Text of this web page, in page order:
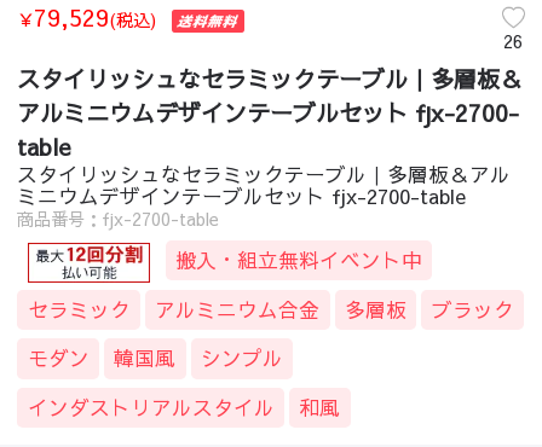
￥79,529(税込)
26
スタイリッシュなセラミックテーブル｜多層板＆
アルミニウムデザインテーブルセット fjx-2700-
table
スタイリッシュなセラミックテーブル｜多層板＆アル
ミニウムデザインテーブルセット fjx-2700-table
商品番号：fjx-2700-table
搬入・組立無料イベント中
セラミック
アルミニウム合金 多層板
ブラック
モダン
韓国風
シンプル
インダストリアルスタイル
和風